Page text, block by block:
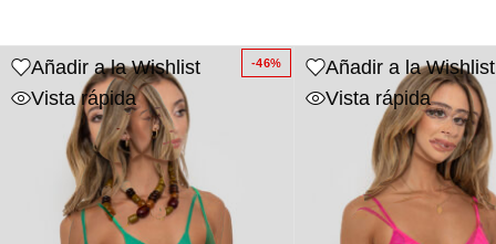
-46%
Añadir a la Wishlist
Vista rápida
Añadir a la Wishlist
Vista rápida